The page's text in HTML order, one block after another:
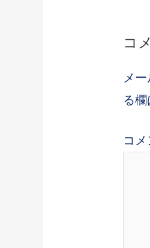
コ
メ
る
コメ